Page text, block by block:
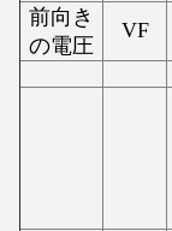
前向き
の電圧
VF